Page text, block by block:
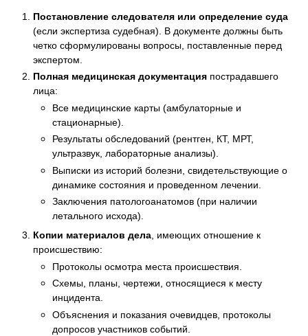
Постановление следователя или определение суда
(если экспертиза судебная). В документе должны быть
четко сформулированы вопросы, поставленные перед
экспертом.
Полная медицинская документация пострадавшего
лица:
Все медицинские карты (амбулаторные и
стационарные).
Результаты обследований (рентген, КТ, МРТ,
ультразвук, лабораторные анализы).
Выписки из историй болезни, свидетельствующие о
динамике состояния и проведенном лечении.
Заключения патологоанатомов (при наличии
летального исхода).
Копии материалов дела, имеющих отношение к
происшествию:
Протоколы осмотра места происшествия.
Схемы, планы, чертежи, относящиеся к месту
инцидента.
Объяснения и показания очевидцев, протоколы
допросов участников событий.